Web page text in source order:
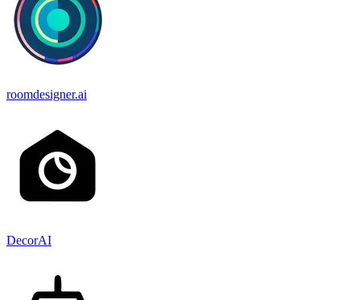
roomdesigner.ai
DecorAI